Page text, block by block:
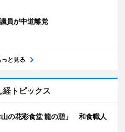
員が中道離党
っと見る
経トピックス
の花彩食堂 龍の憩」 和食職人